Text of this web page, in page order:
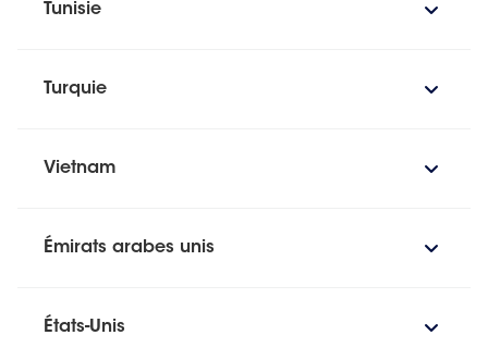
Tunisie
Turquie
Vietnam
Émirats arabes unis
États-Unis